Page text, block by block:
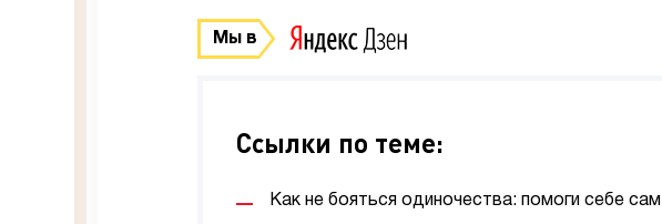
Мы в
Ссылки по теме:
Как не бояться одиночества: помоги себе